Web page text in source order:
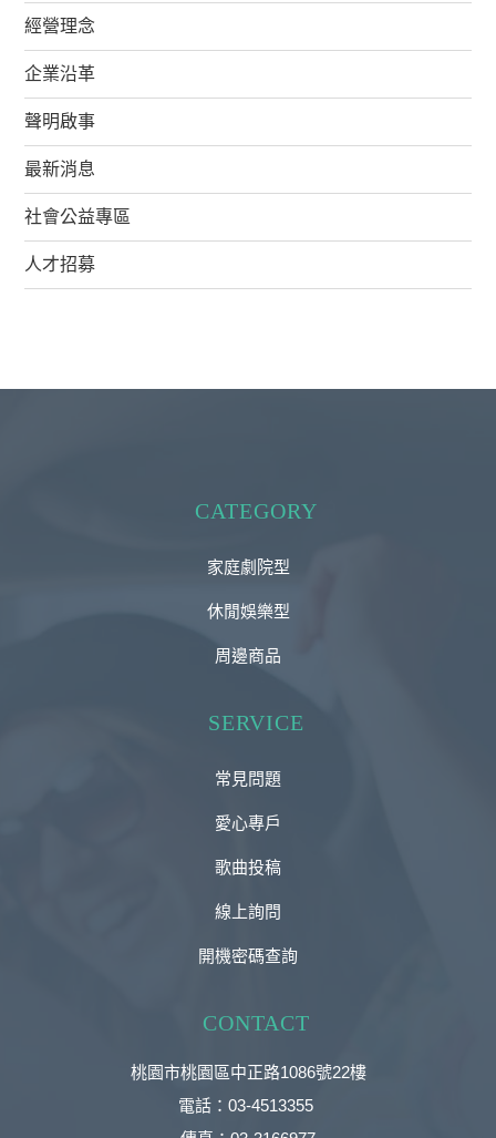
經營理念
企業沿革
聲明啟事
最新消息
社會公益專區
人才招募
CATEGORY
家庭劇院型
休閒娛樂型
周邊商品
SERVICE
常見問題
愛心專戶
歌曲投稿
線上詢問
開機密碼查詢
CONTACT
桃園市桃園區中正路1086號22樓
電話：03-4513355